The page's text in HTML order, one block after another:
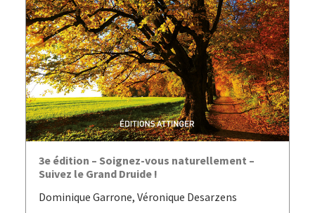
AJOUTER AU PANIER
3e édition – Soignez-vous naturellement –
Suivez le Grand Druide !
Dominique Garrone, Véronique Desarzens